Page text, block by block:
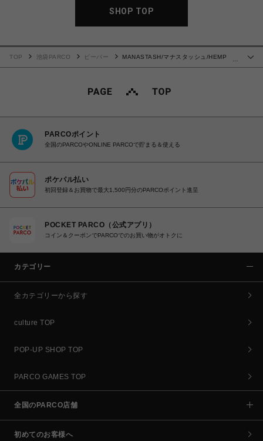
SHOP TOP
TOP 池袋PARCO ビーバー
MANASTASH/マナスタッシュ/HEMP
PARCOポイント
全国のPARCOやONLINE PARCOで貯まる＆使える
ポケパル払い
初回登録＆お買物で最大1,500円分のPARCOポイント進呈
POCKET PARCO（公式アプリ）
コイン＆クーポンでPARCOでのお買い物がオトクに
カテゴリー
全カテゴリーから探す
culture TOP
POP-UP SHOP TOP
PARCO GAMES TOP
全国のPARCO店舗
初めてのお客様へ